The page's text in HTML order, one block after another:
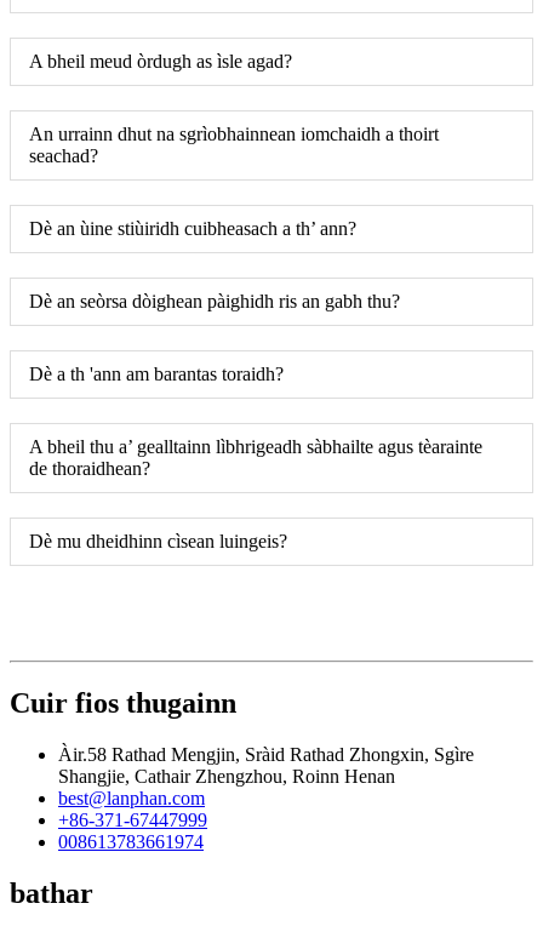
A bheil meud òrdugh as ìsle agad?
An urrainn dhut na sgrìobhainnean iomchaidh a thoirt
seachad?
Dè an ùine stiùiridh cuibheasach a th’ ann?
Dè an seòrsa dòighean pàighidh ris an gabh thu?
Dè a th 'ann am barantas toraidh?
A bheil thu a’ gealltainn lìbhrigeadh sàbhailte agus tèarainte
de thoraidhean?
Dè mu dheidhinn cìsean luingeis?
Cuir fios thugainn
Àir.58 Rathad Mengjin, Sràid Rathad Zhongxin, Sgìre
Shangjie, Cathair Zhengzhou, Roinn Henan
best@lanphan.com
+86-371-67447999
008613783661974
bathar